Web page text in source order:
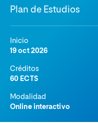
Plan de Estudios
Inicio
19 oct 2026
Créditos
60 ECTS
Modalidad
Online interactivo